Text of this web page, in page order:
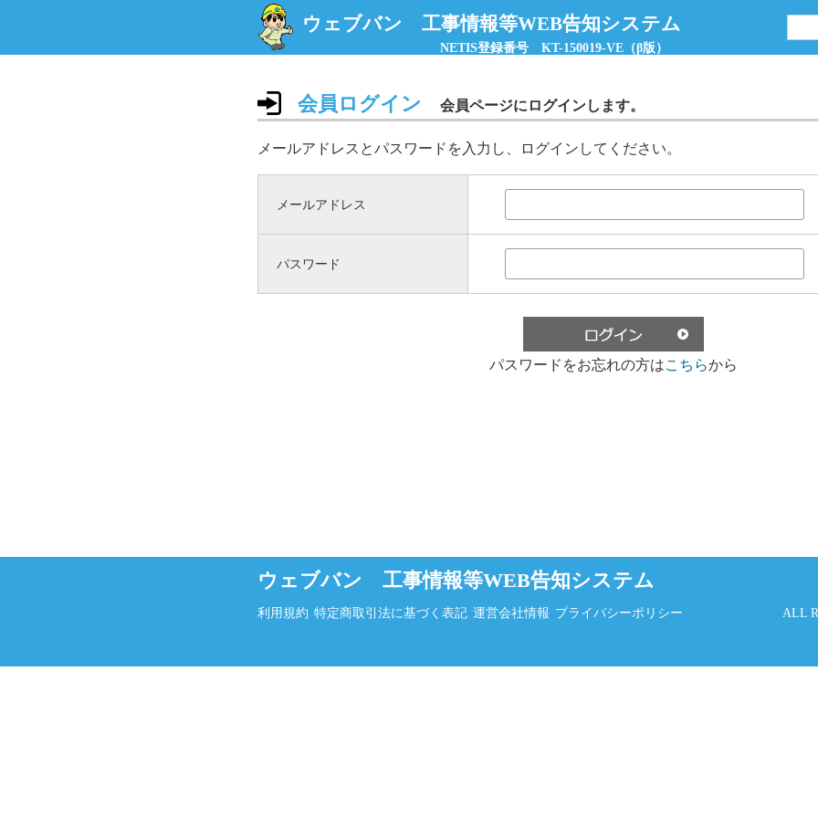
NETIS登録番号 KT-150019-VE（β版）
ウェブバン 工事情報等WEB告知システム
会員ログイン 会員ページにログインします。
メールアドレスとパスワードを入力し、ログインしてください。
メールアドレス
パスワード
パスワードをお忘れの方はこちらから
ウェブバン 工事情報等WEB告知システム
利用規約 特定商取引法に基づく表記 運営会社情報 プライバシーポリシー ALL